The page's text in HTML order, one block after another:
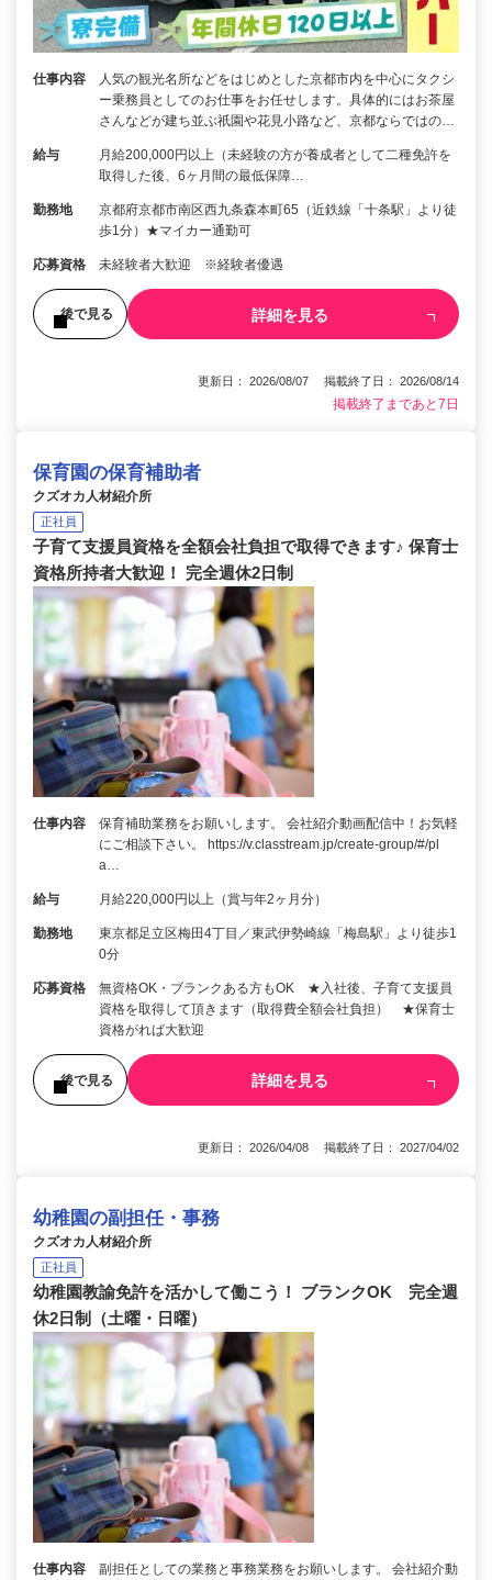
仕事内容
人気の観光名所などをはじめとした京都市内を中心にタクシ
ー乗務員としてのお仕事をお任せします。具体的にはお茶屋
さんなどが建ち並ぶ祇園や花見小路など、京都ならではの…
給与
月給200,000円以上（未経験の方が養成者として二種免許を
取得した後、6ヶ月間の最低保障…
勤務地
京都府京都市南区西九条森本町65（近鉄線「十条駅」より徒
歩1分）★マイカー通勤可
応募資格 未経験者大歓迎 ※経験者優遇
後で見る 詳細を見る
更新日： 2026/08/07 掲載終了日： 2026/08/14
掲載終了まであと7日
保育園の保育補助者
クズオカ人材紹介所
正社員
子育て支援員資格を全額会社負担で取得できます♪ 保育士
資格所持者大歓迎！ 完全週休2日制
仕事内容
保育補助業務をお願いします。 会社紹介動画配信中！お気軽
にご相談下さい。 https://v.classtream.jp/create-group/#/pl
a…
給与 月給220,000円以上（賞与年2ヶ月分）
勤務地
東京都足立区梅田4丁目／東武伊勢崎線「梅島駅」より徒歩1
0分
応募資格
無資格OK・ブランクある方もOK ★入社後、子育て支援員
資格を取得して頂きます（取得費全額会社負担） ★保育士
資格がれば大歓迎
後で見る 詳細を見る
更新日： 2026/04/08 掲載終了日： 2027/04/02
幼稚園の副担任・事務
クズオカ人材紹介所
正社員
幼稚園教諭免許を活かして働こう！ ブランクOK 完全週
休2日制（土曜・日曜）
仕事内容
副担任としての業務と事務業務をお願いします。 会社紹介動